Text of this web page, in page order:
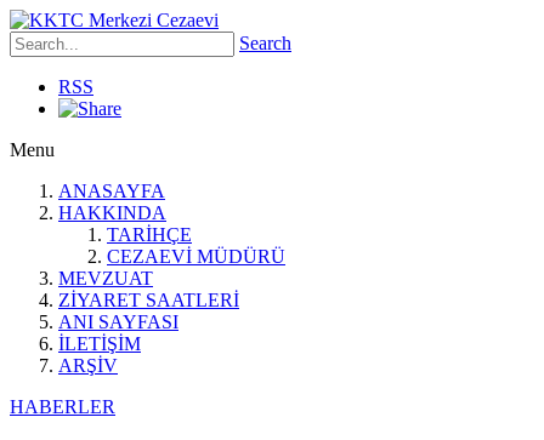
Search
RSS
Menu
ANASAYFA
HAKKINDA
TARİHÇE
CEZAEVİ MÜDÜRÜ
MEVZUAT
ZİYARET SAATLERİ
ANI SAYFASI
İLETİŞİM
ARŞİV
HABERLER